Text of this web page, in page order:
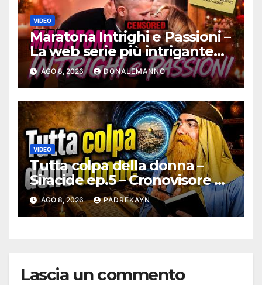
VIDEO
Maratona Intrighi e Passioni –
La web serie più intrigante
d’Italia |
#ConfessionalePodcast 295
AGO 8, 2026 DONALEMANNO
VIDEO
Tutta colpa della donna –
Siracide ep.5 – Cronovisore e
Bibbia
AGO 8, 2026 PADREKAYN
Lascia un commento